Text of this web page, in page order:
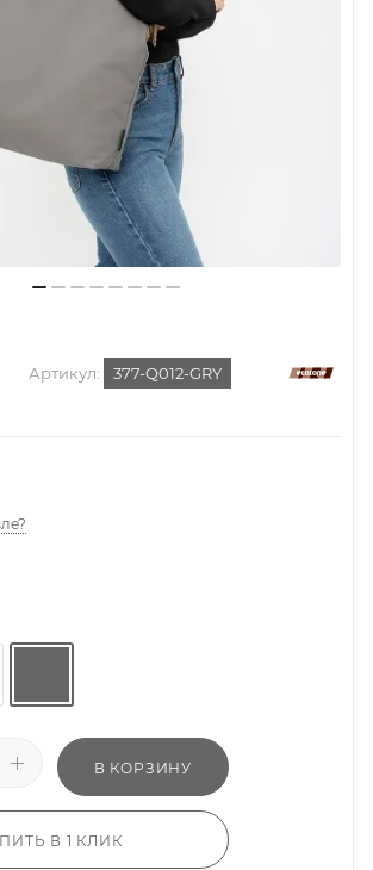
Артикул: 377-Q012-GRY
В КОРЗИНУ
В 1 КЛИК